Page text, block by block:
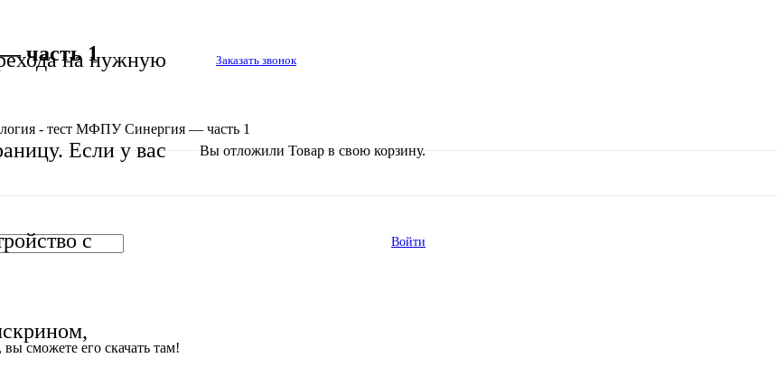
на нужную
Если у вас
с
Заказать звонок
Вы отложили Товар в свою корзину.
Войти
часть 1
- тест МФПУ Синергия — часть 1
сможете его скачать там!